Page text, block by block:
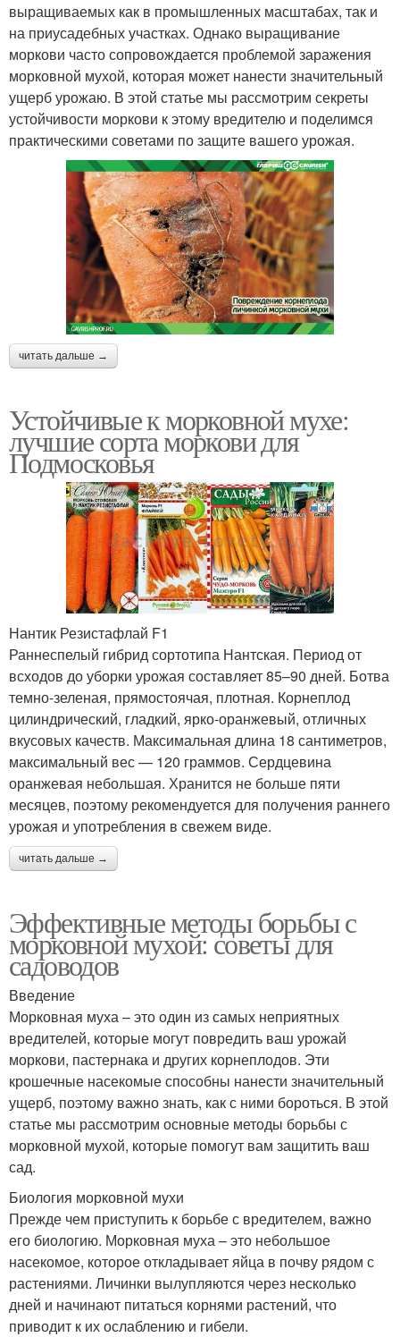
выращиваемых как в промышленных масштабах, так и
на приусадебных участках. Однако выращивание
моркови часто сопровождается проблемой заражения
морковной мухой, которая может нанести значительный
ущерб урожаю. В этой статье мы рассмотрим секреты
устойчивости моркови к этому вредителю и поделимся
практическими советами по защите вашего урожая.
читать дальше →
Устойчивые к морковной мухе:
лучшие сорта моркови для
Подмосковья
Нантик Резистафлай F1
Раннеспелый гибрид сортотипа Нантская. Период от
всходов до уборки урожая составляет 85–90 дней. Ботва
темно-зеленая, прямостоячая, плотная. Корнеплод
цилиндрический, гладкий, ярко-оранжевый, отличных
вкусовых качеств. Максимальная длина 18 сантиметров,
максимальный вес — 120 граммов. Сердцевина
оранжевая небольшая. Хранится не больше пяти
месяцев, поэтому рекомендуется для получения раннего
урожая и употребления в свежем виде.
читать дальше →
Эффективные методы борьбы с
морковной мухой: советы для
садоводов
Введение
Морковная муха – это один из самых неприятных
вредителей, которые могут повредить ваш урожай
моркови, пастернака и других корнеплодов. Эти
крошечные насекомые способны нанести значительный
ущерб, поэтому важно знать, как с ними бороться. В этой
статье мы рассмотрим основные методы борьбы с
морковной мухой, которые помогут вам защитить ваш
сад.
Биология морковной мухи
Прежде чем приступить к борьбе с вредителем, важно
его биологию. Морковная муха – это небольшое
насекомое, которое откладывает яйца в почву рядом с
растениями. Личинки вылупляются через несколько
дней и начинают питаться корнями растений, что
приводит к их ослаблению и гибели.